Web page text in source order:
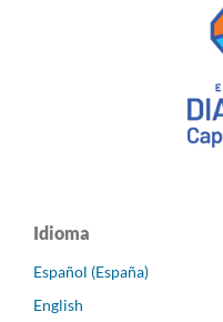
Idioma
Español (España)
English